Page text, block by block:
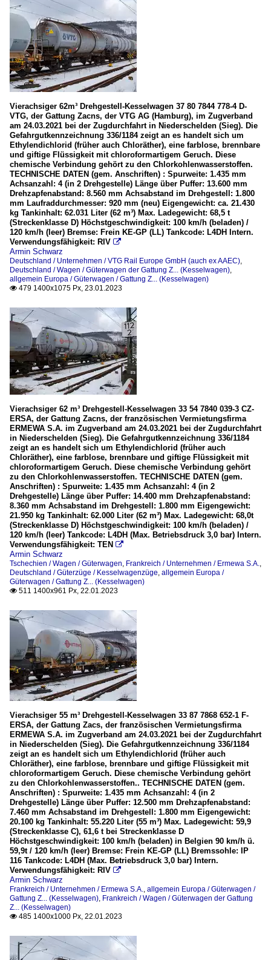
Vierachsiger 62m³ Drehgestell-Kesselwagen 37 80 7844 778-4 D-
VTG, der Gattung Zacns, der VTG AG (Hamburg), im Zugverband
am 24.03.2021 bei der Zugdurchfahrt in Niederschelden (Sieg). Die
Gefahrgutkennzeichnung 336/1184 zeigt an es handelt sich um
Ethylendichlorid (früher auch Chloräther), eine farblose, brennbare
und giftige Flüssigkeit mit chloroformartigem Geruch. Diese
chemische Verbindung gehört zu den Chlorkohlenwasserstoffen.
TECHNISCHE DATEN (gem. Anschriften) : Spurweite: 1.435 mm
Achsanzahl: 4 (in 2 Drehgestelle) Länge über Puffer: 13.600 mm
Drehzapfenabstand: 8.560 mm Achsabstand im Drehgestell: 1.800
mm Laufraddurchmesser: 920 mm (neu) Eigengewicht: ca. 21.430
kg Tankinhalt: 62.031 Liter (62 m³) Max. Ladegewicht: 68,5 t
(Streckenklasse D) Höchstgeschwindigkeit: 100 km/h (beladen) /
120 km/h (leer) Bremse: Frein KE-GP (LL) Tankcode: L4DH Intern.
Verwendungsfähigkeit: RIV 
Armin Schwarz
Deutschland / Unternehmen / VTG Rail Europe GmbH (auch ex AAEC)
Deutschland / Wagen / Güterwagen der Gattung Z... (Kesselwagen)
allgemein Europa / Güterwagen / Gattung Z... (Kesselwagen)
 479 1400x1075 Px, 23.01.2023
Vierachsiger 62 m³ Drehgestell-Kesselwagen 33 54 7840 039-3 CZ-
ERSA, der Gattung Zacns, der französischen Vermietungsfirma
ERMEWA S.A. im Zugverband am 24.03.2021 bei der Zugdurchfahrt
in Niederschelden (Sieg). Die Gefahrgutkennzeichnung 336/1184
zeigt an es handelt sich um Ethylendichlorid (früher auch
Chloräther), eine farblose, brennbare und giftige Flüssigkeit mit
chloroformartigem Geruch. Diese chemische Verbindung gehört
zu den Chlorkohlenwasserstoffen. TECHNISCHE DATEN (gem.
Anschriften) : Spurweite: 1.435 mm Achsanzahl: 4 (in 2
Drehgestelle) Länge über Puffer: 14.400 mm Drehzapfenabstand:
8.360 mm Achsabstand im Drehgestell: 1.800 mm Eigengewicht:
21.950 kg Tankinhalt: 62.000 Liter (62 m³) Max. Ladegewicht: 68,0t
(Streckenklasse D) Höchstgeschwindigkeit: 100 km/h (beladen) /
120 km/h (leer) Tankcode: L4DH (Max. Betriebsdruck 3,0 bar) Intern.
Verwendungsfähigkeit: TEN 
Armin Schwarz
Tschechien / Wagen / Güterwagen Frankreich / Unternehmen / Ermewa S.A.
Deutschland / Güterzüge / Kesselwagenzüge allgemein Europa /
Güterwagen / Gattung Z... (Kesselwagen)
 511 1400x961 Px, 22.01.2023
Vierachsiger 55 m³ Drehgestell-Kesselwagen 33 87 7868 652-1 F-
ERSA, der Gattung Zacs, der französischen Vermietungsfirma
ERMEWA S.A. im Zugverband am 24.03.2021 bei der Zugdurchfahrt
in Niederschelden (Sieg). Die Gefahrgutkennzeichnung 336/1184
zeigt an es handelt sich um Ethylendichlorid (früher auch
Chloräther), eine farblose, brennbare und giftige Flüssigkeit mit
chloroformartigem Geruch. Diese chemische Verbindung gehört
zu den Chlorkohlenwasserstoffen.. TECHNISCHE DATEN (gem.
Anschriften) : Spurweite: 1.435 mm Achsanzahl: 4 (in 2
Drehgestelle) Länge über Puffer: 12.500 mm Drehzapfenabstand:
7.460 mm Achsabstand im Drehgestell: 1.800 mm Eigengewicht:
20.100 kg Tankinhalt: 55.220 Liter (55 m³) Max. Ladegewicht: 59,9
(Streckenklasse C), 61,6 t bei Streckenklasse D
Höchstgeschwindigkeit: 100 km/h (beladen) in Belgien 90 km/h ü.
59,9t / 120 km/h (leer) Bremse: Frein KE-GP (LL) Bremssohle: IP
116 Tankcode: L4DH (Max. Betriebsdruck 3,0 bar) Intern.
Verwendungsfähigkeit: RIV 
Armin Schwarz
Frankreich / Unternehmen / Ermewa S.A.
allgemein Europa / Güterwagen /
Gattung Z... (Kesselwagen) Frankreich / Wagen / Güterwagen der Gattung
Z... (Kesselwagen)
 485 1400x1000 Px, 22.01.2023